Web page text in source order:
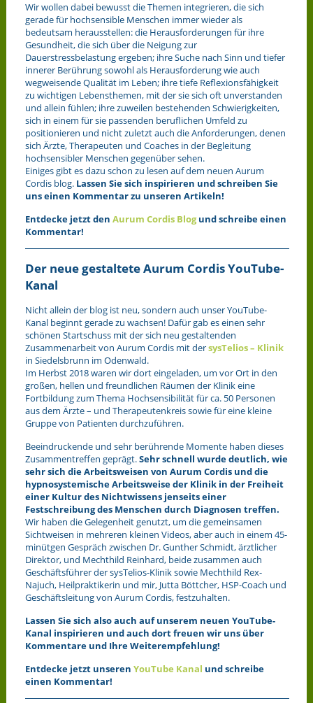
Wir wollen dabei bewusst die Themen integrieren, die sich
gerade für hochsensible Menschen immer wieder als
bedeutsam herausstellen: die Herausforderungen für ihre
Gesundheit, die sich über die Neigung zur
Dauerstressbelastung ergeben; ihre Suche nach Sinn und tiefer
innerer Berührung sowohl als Herausforderung wie auch
wegweisende Qualität im Leben; ihre tiefe Reflexionsfähigkeit
zu wichtigen Lebensthemen, mit der sie sich oft unverstanden
und allein fühlen; ihre zuweilen bestehenden Schwierigkeiten,
sich in einem für sie passenden beruflichen Umfeld zu
positionieren und nicht zuletzt auch die Anforderungen, denen
sich Ärzte, Therapeuten und Coaches in der Begleitung
hochsensibler Menschen gegenüber sehen.
Einiges gibt es dazu schon zu lesen auf dem neuen Aurum
Cordis blog. Lassen Sie sich inspirieren und schreiben Sie
uns einen Kommentar zu unseren Artikeln!
Entdecke jetzt den Aurum Cordis Blogund schreibe einen
Kommentar!
Der neue gestaltete Aurum Cordis YouTube-
Kanal
Nicht allein der blog ist neu, sondern auch unser YouTube-
Kanal beginnt gerade zu wachsen! Dafür gab es einen sehr
schönen Startschuss mit der sich neu gestaltenden
Zusammenarbeit von Aurum Cordis mit dersysTelios – Klinik
in Siedelsbrunn im Odenwald.
Im Herbst 2018 waren wir dort eingeladen, um vor Ort in den
großen, hellen und freundlichen Räumen der Klinik eine
Fortbildung zum Thema Hochsensibilität für ca. 50 Personen
aus dem Ärzte – und Therapeutenkreis sowie für eine kleine
Gruppe von Patienten durchzuführen.
Beeindruckende und sehr berührende Momente haben dieses
Zusammentreffen geprägt.Sehr schnell wurde deutlich, wie
sehr sich die Arbeitsweisen von Aurum Cordis und die
hypnosystemische Arbeitsweise der Klinik in der Freiheit
einer Kultur des Nichtwissens jenseits einer
Festschreibung des Menschen durch Diagnosen treffen.
Wir haben die Gelegenheit genutzt, um die gemeinsamen
Sichtweisen in mehreren kleinen Videos, aber auch in einem 45-
minütgen Gespräch zwischen Dr. Gunther Schmidt, ärztlicher
Direktor, und Mechthild Reinhard, beide zusammen auch
Geschäftsführer der sysTelios-Klinik sowie Mechthild Rex-
Najuch, Heilpraktikerin und mir, Jutta Böttcher, HSP-Coach und
Geschäftsleitung von Aurum Cordis, festzuhalten.
Lassen Sie sich also auch auf unserem neuen YouTube-
Kanal inspirieren und auch dort freuen wir uns über
Kommentare und Ihre Weiterempfehlung!
Entdecke jetzt unseren YouTube Kanal und schreibe
einen Kommentar!